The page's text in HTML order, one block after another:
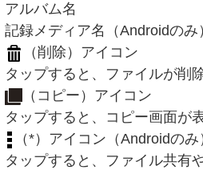
アルバム名
記録メディア名（Androidのみ
（削除）アイコン
タップすると、ファイルが削
（コピー）アイコン
タップすると、コピー画面が
（*）アイコン（Androidのみ
タップすると、ファイル共有